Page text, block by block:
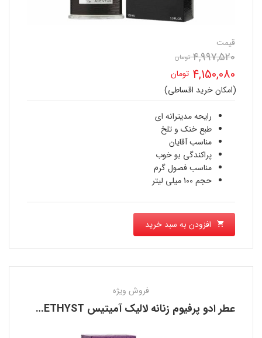
قیمت
4,997,520 تومان
اصلی
4,997,520 تومان
بود.
4,150,080 تومان
قیمت
فعلی
4,150,080 تومان
است.
(امکان خرید اقساطی)
رایحه مدیترانه ای
طبع خنک و تلخ
مناسب آقایان
پراکندگی بو خوب
مناسب فصول گرم
حجم 100 میلی لیتر
افزودن به سبد خرید
فروش ویژه
عطر ادو پرفیوم زنانه لالیک آمیتیس LALIQUE AMETHYST